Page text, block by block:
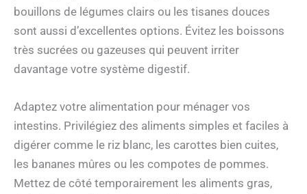
bouillons de légumes clairs ou les tisanes douces
sont aussi d’excellentes options. Évitez les boissons
très sucrées ou gazeuses qui peuvent irriter
davantage votre système digestif.
Adaptez votre alimentation pour ménager vos
intestins. Privilégiez des aliments simples et faciles à
digérer comme le riz blanc, les carottes bien cuites,
les bananes mûres ou les compotes de pommes.
Mettez de côté temporairement les aliments gras,